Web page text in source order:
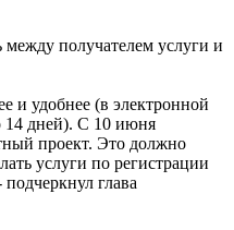
между получателем услуги и
и удобнее (в электронной
14 дней). С 10 июня
проект. Это должно
услуги по регистрации
глава